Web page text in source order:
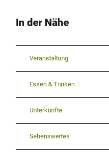
In der Nähe
Veranstaltung
Essen & Trinken
Unterkünfte
Sehenswertes